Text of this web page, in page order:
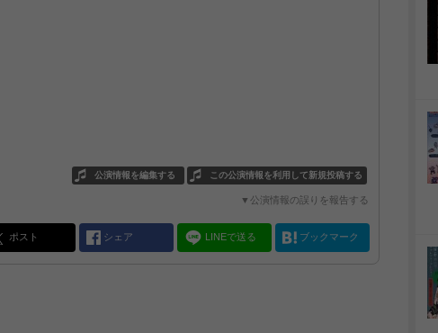
この公演情報を利用して新規投稿する
公演情報を編集する
▼公演情報の誤りを報告する
ポスト シェア LINEで送る ブックマーク